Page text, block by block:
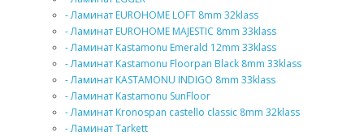
- Ламинат EUROHOME LOFT 8mm 32klass
- Ламинат EUROHOME MAJESTIC 8mm 33klass
- Ламинат Kastamonu Emerald 12mm 33klass
- Ламинат Kastamonu Floorpan Black 8mm 33klass
- Ламинат KASTAMONU INDIGO 8mm 33klass
- Ламинат Kastamonu SunFloor
- Ламинат Kronospan castello classic 8mm 32klass
- Ламинат Tarkett